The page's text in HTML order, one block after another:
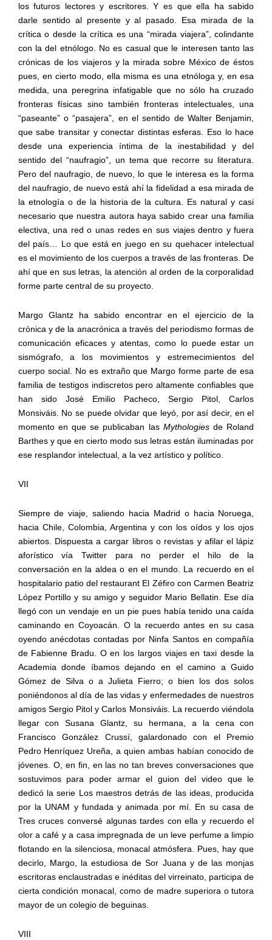
los futuros lectores y escritores. Y es que ella ha sabido
darle sentido al presente y al pasado. Esa mirada de la
crítica o desde la crítica es una “mirada viajera”, colindante
con la del etnólogo. No es casual que le interesen tanto las
crónicas de los viajeros y la mirada sobre México de éstos
pues, en cierto modo, ella misma es una etnóloga y, en esa
medida, una peregrina infatigable que no sólo ha cruzado
fronteras físicas sino también fronteras intelectuales, una
“paseante” o “pasajera”, en el sentido de Walter Benjamin,
que sabe transitar y conectar distintas esferas. Eso lo hace
desde una experiencia íntima de la inestabilidad y del
sentido del “naufragio”, un tema que recorre su literatura.
Pero del naufragio, de nuevo, lo que le interesa es la forma
del naufragio, de nuevo está ahí la fidelidad a esa mirada de
la etnología o de la historia de la cultura. Es natural y casi
necesario que nuestra autora haya sabido crear una familia
electiva, una red o unas redes en sus viajes dentro y fuera
del país… Lo que está en juego en su quehacer intelectual
es el movimiento de los cuerpos a través de las fronteras. De
ahí que en sus letras, la atención al orden de la corporalidad
forme parte central de su proyecto.
Margo Glantz ha sabido encontrar en el ejercicio de la
crónica y de la anacrónica a través del periodismo formas de
comunicación eficaces y atentas, como lo puede estar un
sismógrafo, a los movimientos y estremecimientos del
cuerpo social. No es extraño que Margo forme parte de esa
familia de testigos indiscretos pero altamente confiables que
han sido José Emilio Pacheco, Sergio Pitol, Carlos
Monsiváis. No se puede olvidar que leyó, por así decir, en el
momento en que se publicaban las Mythologiesde Roland
Barthes y que en cierto modo sus letras están iluminadas por
ese resplandor intelectual, a la vez artístico y político.
VII
Siempre de viaje, saliendo hacia Madrid o hacia Noruega,
hacia Chile, Colombia, Argentina y con los oídos y los ojos
abiertos. Dispuesta a cargar libros o revistas y afilar el lápiz
aforístico vía Twitter para no perder el hilo de la
conversación en la aldea o en el mundo. La recuerdo en el
hospitalario patio del restaurant El Zéfiro con Carmen Beatriz
López Portillo y su amigo y seguidor Mario Bellatin. Ese día
llegó con un vendaje en un pie pues había tenido una caída
caminando en Coyoacán. O la recuerdo antes en su casa
oyendo anécdotas contadas por Ninfa Santos en compañía
de Fabienne Bradu. O en los largos viajes en taxi desde la
Academia donde íbamos dejando en el camino a Guido
Gómez de Silva o a Julieta Fierro; o bien los dos solos
poniéndonos al día de las vidas y enfermedades de nuestros
amigos Sergio Pitol y Carlos Monsiváis. La recuerdo viéndola
llegar con Susana Glantz, su hermana, a la cena con
Francisco González Crussí, galardonado con el Premio
Pedro Henríquez Ureña, a quien ambas habían conocido de
jóvenes. O, en fin, en las no tan breves conversaciones que
sostuvimos para poder armar el guion del video que le
dedicó la serie Los maestros detrás de las ideas, producida
por la UNAM y fundada y animada por mí. En su casa de
Tres cruces conversé algunas tardes con ella y recuerdo el
olor a café y a casa impregnada de un leve perfume a limpio
flotando en la silenciosa, monacal atmósfera. Pues, hay que
decirlo, Margo, la estudiosa de Sor Juana y de las monjas
escritoras enclaustradas e inéditas del virreinato, participa de
cierta condición monacal, como de madre superiora o tutora
mayor de un colegio de beguinas.
VIII